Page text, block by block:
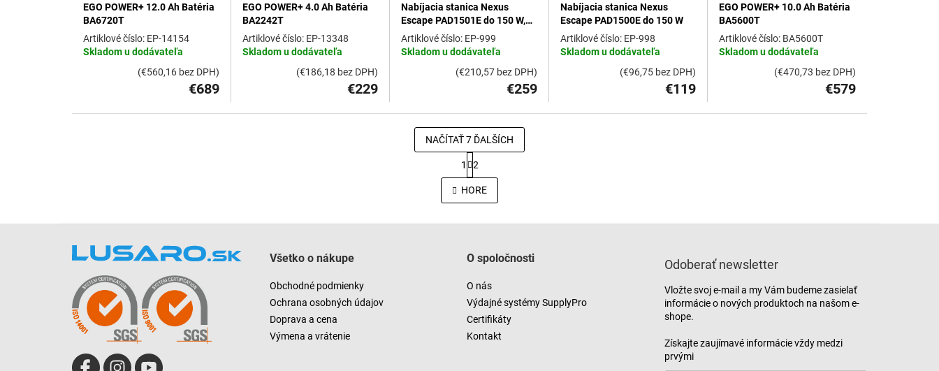
EGO POWER+ 12.0 Ah Batéria
BA6720T
Skladom u dodávateľa
EP-14154
€689
(€560,16 bez DPH)
EGO POWER+ 4.0 Ah Batéria
BA2242T
Skladom u dodávateľa
EP-13348
€229
(€186,18 bez DPH)
Nabíjacia stanica Nexus
Escape PAD1501E do 150 W,
SADA s 2.5 Ah batériou
Skladom u dodávateľa
EP-999
€259
(€210,57 bez DPH)
Nabíjacia stanica Nexus
Escape PAD1500E do 150 W
Skladom u dodávateľa
EP-998
€119
(€96,75 bez DPH)
EGO POWER+ 10.0 Ah Batéria
BA5600T
Skladom u dodávateľa
BA5600T
€579
(€470,73 bez DPH)
O
v
l
d
c
i
p
r
v
k
y
NAČÍTAŤ 7 ĎALŠÍCH
t
r
á
n
a
n
e
1 2
HORE
Všetko o nákupe
Obchodné podmienky
Ochrana osobných údajov
Doprava a cena
Výmena a vrátenie
O spoločnosti
O nás
Výdajné systémy SupplyPro
Certifikáty
Kontakt
Odoberať newsletter
Vložte svoj e-mail a my Vám budeme zasielať
informácie o nových produktoch na našom e-
shope.